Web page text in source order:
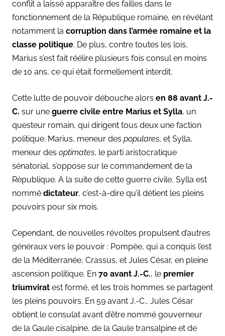
conflit a laissé apparaître des failles dans le
fonctionnement de la République romaine, en révélant
notamment la corruption dans l’armée romaine et la
classe politique. De plus, contre toutes les lois,
Marius s’est fait réélire plusieurs fois consul en moins
de 10 ans, ce qui était formellement interdit.
Cette lutte de pouvoir débouche alors en 88 avant J.-
C. sur une guerre civile entre Marius et Sylla, un
questeur romain, qui dirigent tous deux une faction
politique. Marius, meneur des populares, et Sylla,
meneur des optimates, le parti aristocratique
sénatorial, s’oppose sur le commandement de la
République. A la suite de cette guerre civile, Sylla est
nommé dictateur, c’est-à-dire qu’il détient les pleins
pouvoirs pour six mois.
Cependant, de nouvelles révoltes propulsent d’autres
généraux vers le pouvoir : Pompée, qui a conquis l’est
de la Méditerranée, Crassus, et Jules César, en pleine
ascension politique. En 70 avant J.-C., le premier
triumvirat est formé, et les trois hommes se partagent
les pleins pouvoirs. En 59 avant J.-C., Jules César
obtient le consulat avant d’être nommé gouverneur
de la Gaule cisalpine, de la Gaule transalpine et de